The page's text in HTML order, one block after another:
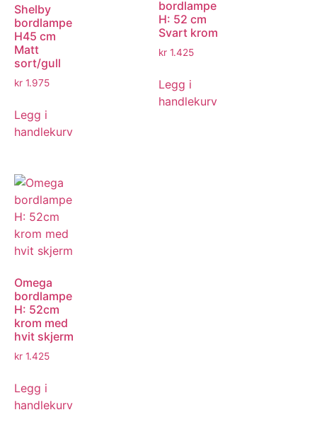
Shelby
bordlampe
H45 cm
Matt
sort/gull
kr 1.975
Legg i
handlekurv
bordlampe
H: 52 cm
Svart krom
kr 1.425
Legg i
handlekurv
Omega
bordlampe
H: 52cm
krom med
hvit skjerm
kr 1.425
Legg i
handlekurv